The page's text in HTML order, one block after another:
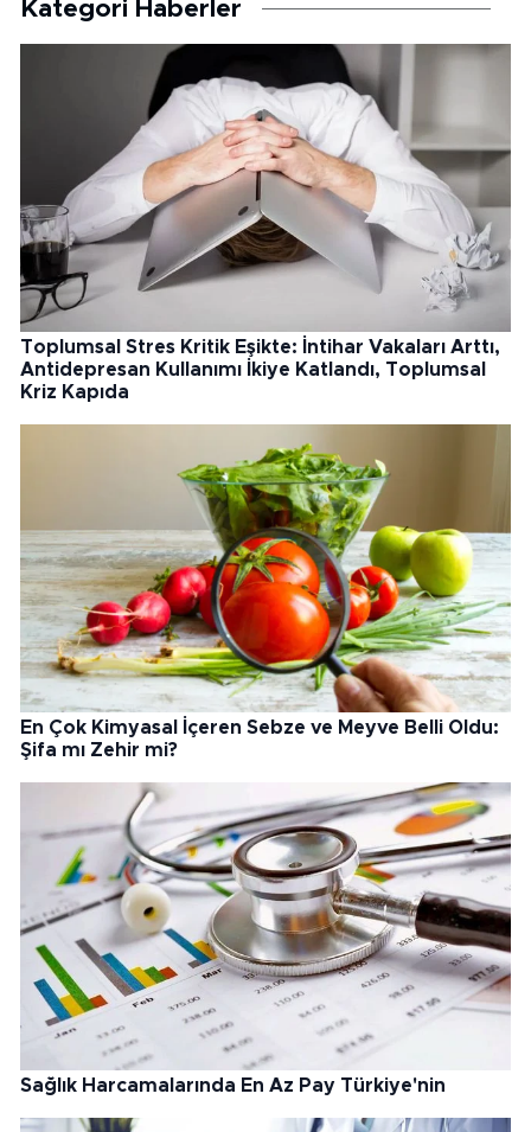
Kategori Haberler
Toplumsal Stres Kritik Eşikte: İntihar Vakaları Arttı,
Antidepresan Kullanımı İkiye Katlandı, Toplumsal
Kriz Kapıda
En Çok Kimyasal İçeren Sebze ve Meyve Belli Oldu:
Şifa mı Zehir mi?
Sağlık Harcamalarında En Az Pay Türkiye'nin